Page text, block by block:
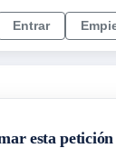
Entrar
esta petición